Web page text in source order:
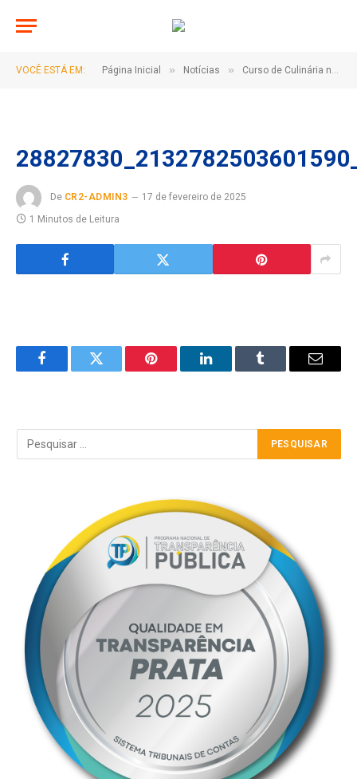
VOCÊ ESTÁ EM: Página Inicial » Notícias » Curso de Culinária na Localidade Lagoa Funda
De CR2-ADMIN3
17 de fevereiro de 2025
1 Minutos de Leitura
FacebookTwitter Pinterest LinkedInTumblr Email